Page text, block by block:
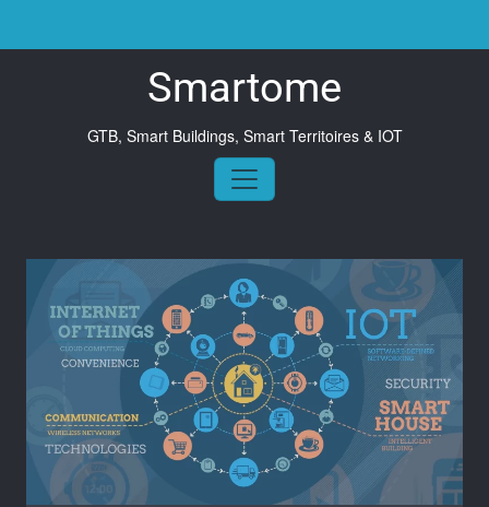
content
Smartome
GTB, Smart Buildings, Smart Territoires & IOT
Archive mensuelle 10 novembre 2022